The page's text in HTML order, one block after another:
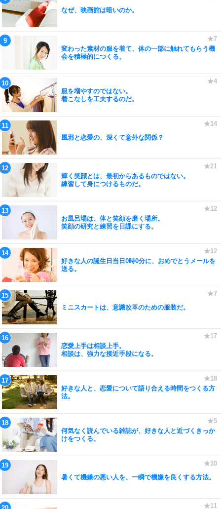
なぜ、映画館は暗いのか。
変わった素材の服を着て、体の一部に触れてもらう機
会を積極的につくる。
服を増やすのではない。
着こなしを工夫するのだ。
風邪と恋愛の、深くて意外な関係？
輝く笑顔とは、最初からあるものではない。
練習して身につけるものだ。
お風呂場は、体と笑顔を磨く場所。
笑顔の研究と練習を日課にする。
好きな人の誕生日当日0時0分に、おめでとうメールを
送る。
ミニスカートは、意識改革のための服装だ。
恋愛上手は相談上手。
相談は、強力な接近手段になる。
好きな人と、恋愛について語り合える時間をつくる方
法。
何気なく読んでいる雑誌が、好きな人と近づくきっか
けをつくる。
暑くて機嫌の悪い人を、一瞬で機嫌を良くする方法。